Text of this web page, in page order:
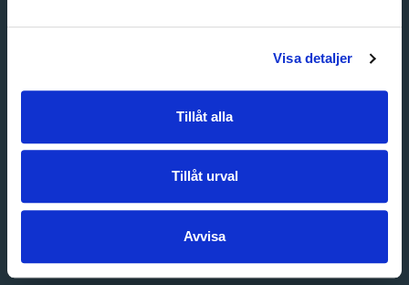
Visa detaljer
Tillåt alla
Tillåt urval
Avvisa